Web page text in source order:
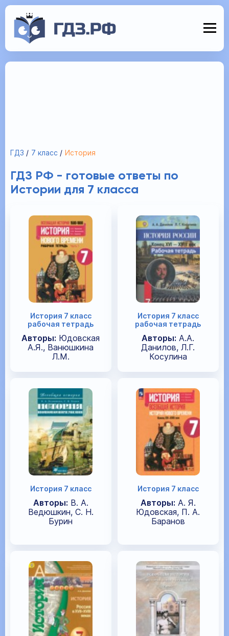
ГДЗ 7 класс История
ГДЗ РФ - готовые ответы по
Истории для 7 класса
История 7 класс
рабочая тетрадь
Авторы: Юдовская
А.Я., Ванюшкина
Л.М.
История 7 класс
рабочая тетрадь
Авторы: А.А.
Данилов, Л.Г.
Косулина
История 7 класс
Авторы: В. А.
Ведюшкин, С. Н.
Бурин
История 7 класс
Авторы: А. Я.
Юдовская, П. А.
Баранов